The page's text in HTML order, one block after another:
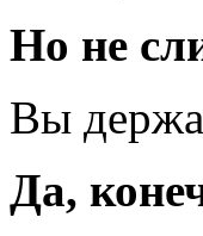
Но не
Вы
Да,